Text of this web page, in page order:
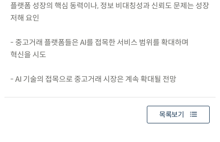
플랫폼 성장의 핵심 동력이나, 정보 비대칭성과 신뢰도 문제는 성장
저해 요인
- 중고거래 플랫폼들은 AI를 접목한 서비스 범위를 확대하며
혁신을 시도
- AI 기술의 접목으로 중고거래 시장은 계속 확대될 전망
목록보기